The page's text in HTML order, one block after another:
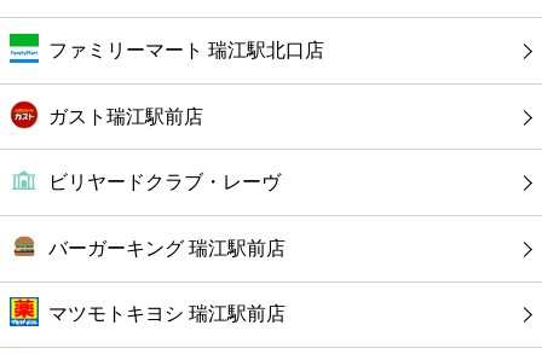
カフェ
ショッピング
銀行
公共
ホテル
ファミリーマート 瑞江駅北口店
ガスト瑞江駅前店
ビリヤードクラブ・レーヴ
バーガーキング 瑞江駅前店
マツモトキヨシ 瑞江駅前店